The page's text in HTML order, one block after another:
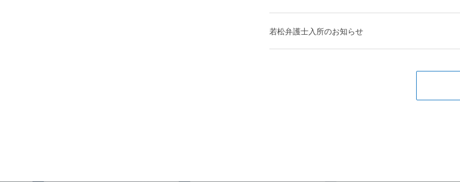
若松弁護士入所のお知らせ